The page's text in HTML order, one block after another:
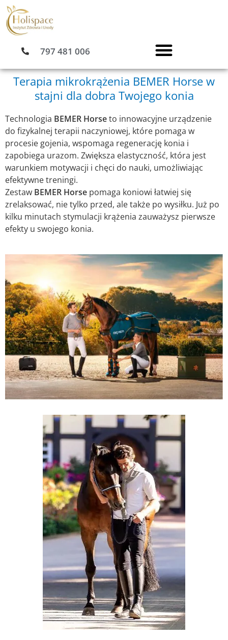
Przejdź
do
treści
797 481 006
Terapia mikrokrążenia BEMER Horse w
stajni dla dobra Twojego konia
Technologia BEMER Horseto innowacyjne urządzenie
do fizykalnej terapii naczyniowej, które pomaga w
procesie gojenia, wspomaga regenerację konia i
zapobiega urazom. Zwiększa elastyczność, która jest
warunkiem motywacji i chęci do nauki, umożliwiając
efektywne treningi.
Zestaw BEMER Horse pomaga koniowi łatwiej się
zrelaksować, nie tylko przed, ale także po wysiłku. Już po
kilku minutach stymulacji krążenia zauważysz pierwsze
efekty u swojego konia.